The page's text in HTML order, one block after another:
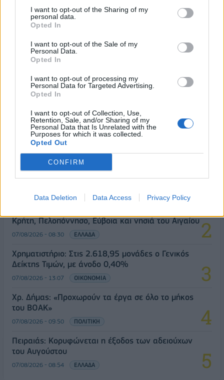
I want to opt-out of the Sharing of my
personal data.
Opted In
I want to opt-out of the Sale of my
Personal Data.
Opted In
I want to opt-out of processing my
Personal Data for Targeted Advertising.
Opted In
I want to opt-out of Collection, Use,
Retention, Sale, and/or Sharing of my
Personal Data that Is Unrelated with the
Purposes for which it was collected.
Opted Out
CONFIRM
Data Deletion Data Access Privacy Policy
07/08/2026 - 13:47 ΚΟΣΜΟΣ
ΔΗΜΟΦΙΛΗ
Έρευνα ΕΟΤ: Η Ελλάδα στις κορυφαίες επιλογές
των Ευρωπαίων ταξιδιωτών
Κρήτη, Πελοπόννησο, Εύβοια και νησιά του Αιγαίου
07/08/2026 - 08:30 ΕΛΛΑΔΑ
Χρηματιστήριο: Στις 2.618,95 μονάδες ο Γενικός
Δείκτης Τιμών, με άνοδο 0,40%
07/08/2026 - 13:07 ΟΙΚΟΝΟΜΙΑ
Χρ. Δήμας: «Προχωρούν τα έργα σε όλο το μήκος
του ΒΟΑΚ»
07/08/2026 - 09:50 ΠΟΛΙΤΙΚΗ
Πειραιάς: Κορυφώνεται η έξοδος των αδειούχων
του Αυγούστου
07/08/2026 - 08:54 ΕΛΛΑΔΑ